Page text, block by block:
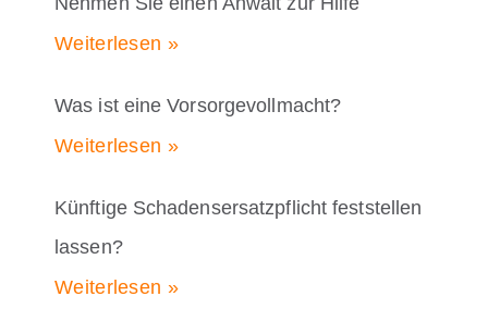
Weiterlesen »
Was ist eine Vorsorgevollmacht?
Weiterlesen »
Künftige Schadensersatzpflicht feststellen
lassen?
Weiterlesen »